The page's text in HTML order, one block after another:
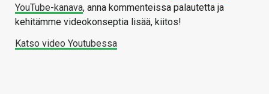
YouTube-kanava, anna kommenteissa palautetta ja
kehitämme videokonseptia lisää, kiitos!
Katso video Youtubessa